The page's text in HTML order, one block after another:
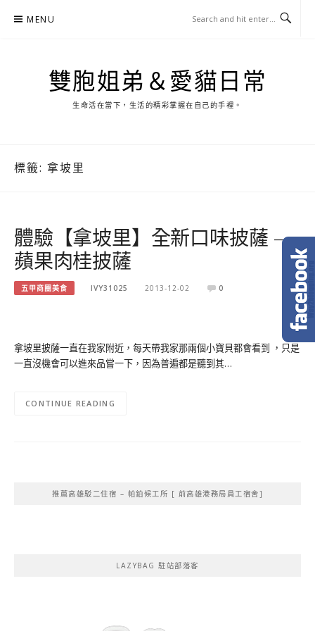
MENU
雙胞姐弟＆愛貓日常
生命活在當下，生活的精彩掌握在自己的手裡。
標籤: 拿坡里
體驗【拿坡里】全新口味披薩 –
蘋果肉桂披薩
五甲商圈美食 IVY31025 2013-12-02 0
拿坡里披薩一直在我家附近，每天帶我家那兩個小寶貝都會看到 ，只是
一直沒機會可以進來品嘗一下，因為普遍都是聽到其…
CONTINUE READING
推薦高雄駁二住宿 – 帕鉑候工所 [ 前高雄港務局員工宿舍]
LAZYBAG 駐站部落客